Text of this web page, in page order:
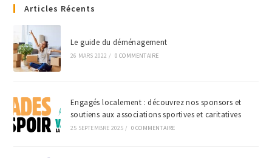
Articles Récents
Le guide du déménagement
26 MARS 2022 / 0 COMMENTAIRE
Engagés localement : découvrez nos sponsors et
soutiens aux associations sportives et caritatives
25 SEPTEMBRE 2025 / 0 COMMENTAIRE